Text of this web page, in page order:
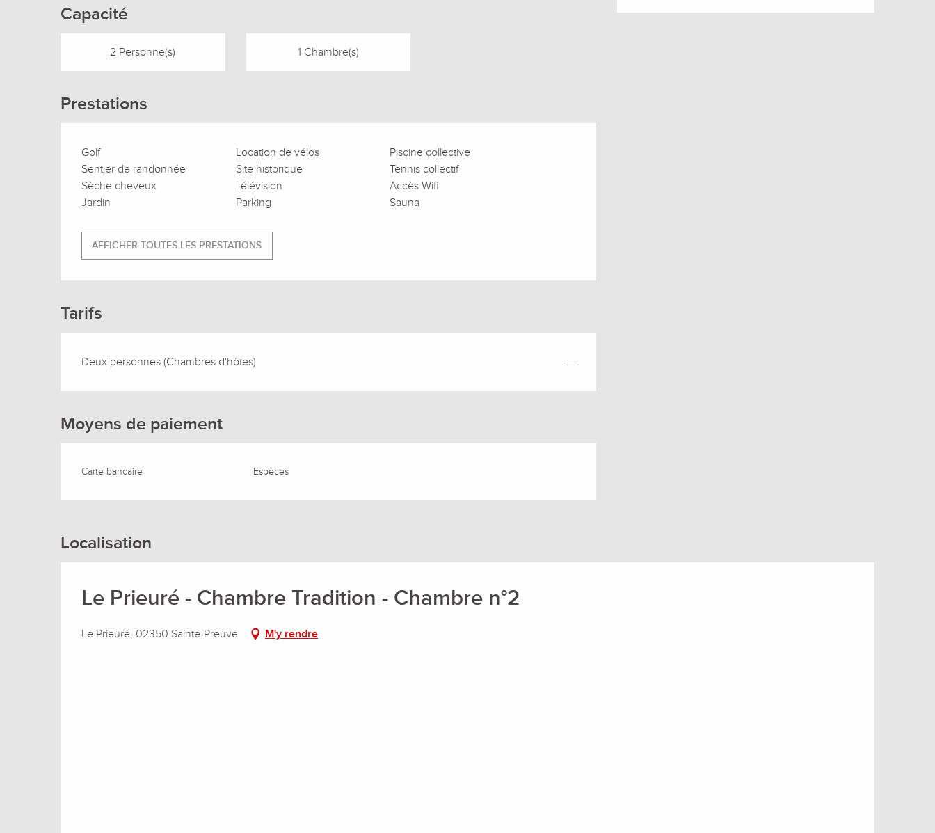
Capacité
2 Personne(s) 1 Chambre(s)
Prestations
Golf Location de vélos
Piscine collective
Sentier de randonnée
Site historique
Tennis collectif
Sèche cheveux
Télévision
Accès Wifi
Jardin
Parking Sauna
AFFICHER TOUTES LES PRESTATIONS
Tarifs
Deux personnes (Chambres d'hôtes) —
Moyens de paiement
Carte bancaire Espèces
Localisation
Le Prieuré - Chambre Tradition - Chambre n°2
Le Prieuré, 02350 Sainte-Preuve M'y rendre